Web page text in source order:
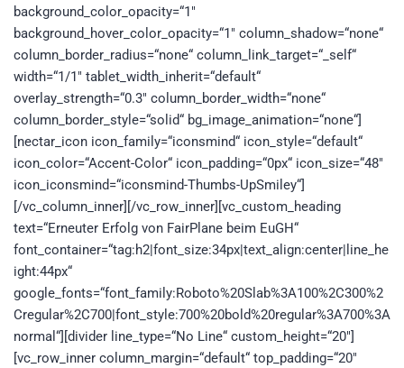
background_color_opacity=“1″
background_hover_color_opacity=“1″ column_shadow=“none“
column_border_radius=“none“ column_link_target=“_self“
width=“1/1″ tablet_width_inherit=“default“
overlay_strength=“0.3″ column_border_width=“none“
column_border_style=“solid“ bg_image_animation=“none“]
[nectar_icon icon_family=“iconsmind“ icon_style=“default“
icon_color=“Accent-Color“ icon_padding=“0px“ icon_size=“48″
icon_iconsmind=“iconsmind-Thumbs-UpSmiley“]
[/vc_column_inner][/vc_row_inner][vc_custom_heading
text=“Erneuter Erfolg von FairPlane beim EuGH“
font_container=“tag:h2|font_size:34px|text_align:center|line_he
ight:44px“
google_fonts=“font_family:Roboto%20Slab%3A100%2C300%2
Cregular%2C700|font_style:700%20bold%20regular%3A700%3A
normal“][divider line_type=“No Line“ custom_height=“20″]
[vc_row_inner column_margin=“default“ top_padding=“20″